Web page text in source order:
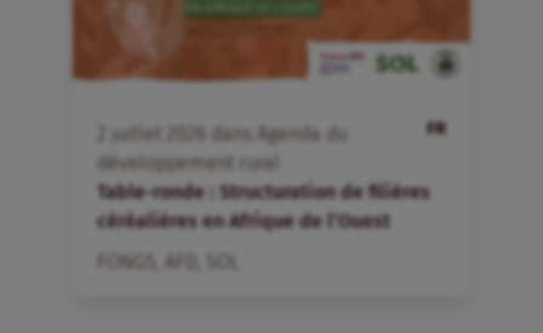
FR
juillet dans
Agenda du
développement rural
Table-ronde : Structuration de filières
céréalières en Afrique de l’Ouest
FONGS